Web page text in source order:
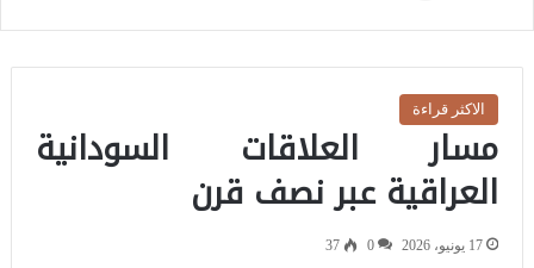
الاكثر قراءة
مسار العلاقات السودانية
العراقية عبر نصف قرن
17 يونيو، 2026 0
37